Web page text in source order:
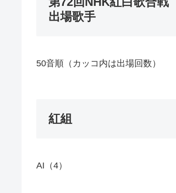
出場歌手
50音順（カッコ内は出場回数）
紅組
AI（4）